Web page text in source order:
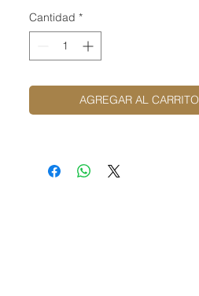
o la trucha.
Cantidad *
AGREGAR AL CARRITO